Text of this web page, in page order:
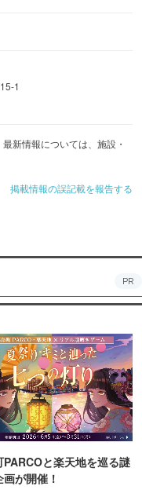
1
新情報については、施設・
掲載情報の誤記載を報告する
PR
PARCOと楽天地を巡る謎
が開催！